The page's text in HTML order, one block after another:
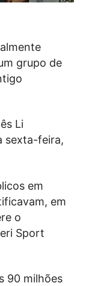
grupo de
Li
sexta-feira,
em
em
o
Sport
90 milhões